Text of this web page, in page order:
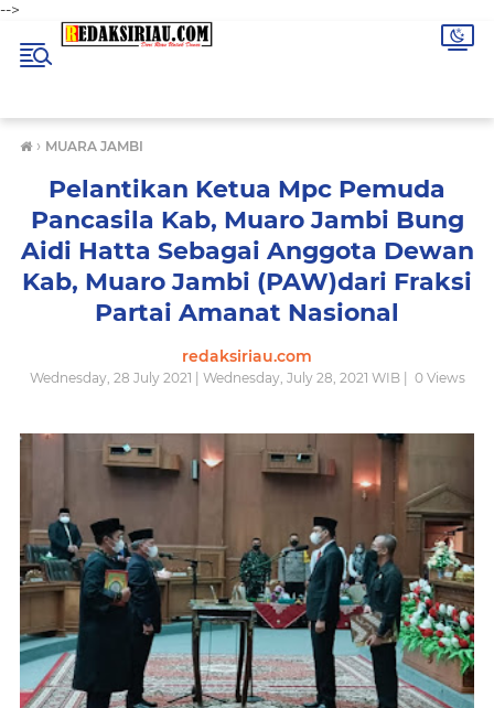
-->
› MUARA JAMBI
Pelantikan Ketua Mpc Pemuda
Pancasila Kab, Muaro Jambi Bung
Aidi Hatta Sebagai Anggota Dewan
Kab, Muaro Jambi (PAW)dari Fraksi
Partai Amanat Nasional
redaksiriau.com
Wednesday, 28 July 2021 | Wednesday, July 28, 2021 WIB | 0Views